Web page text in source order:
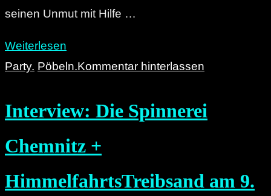
seinen Unmut mit Hilfe …
Weiterlesen
harte
als
–
the
Party. Pöbeln.Kommentar hinterlassen
Interview: Die Spinnerei
Chemnitz +
HimmelfahrtsTreibsand am 9.